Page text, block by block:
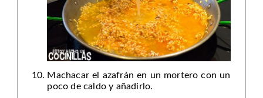
Machacar el azafrán en un mortero con un
poco de caldo y añadirlo.